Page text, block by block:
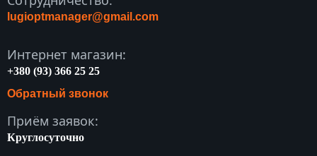
lugioptmanager@gmail.com
Интернет магазин:
+380 (93) 366 25 25
Обратный звонок
Приём заявок:
Круглосуточно